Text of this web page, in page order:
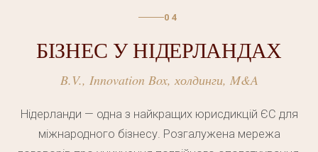
04
БІЗНЕС У НІДЕРЛАНДАХ
B.V., Innovation Box, холдинги, M&A
Нідерланди — одна з найкращих юрисдикцій ЄС для
міжнародного бізнесу. Розгалужена мережа